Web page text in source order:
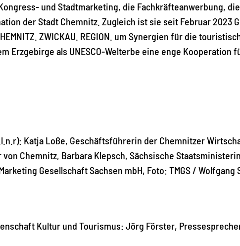
und Stadtmarketing, die Fachkräfteanwerbung,
der Stadt Chemnitz. Zugleich ist sie seit Februar 2023
ZWICKAU. REGION. um Synergien für die
Erzgebirge als UNESCO-Welterbe eine enge
Katja Loße, Geschäftsführerin der Chemnitzer
von Chemnitz, Barbara Klepsch, Sächsische
Gesellschaft Sachsen mbH, Foto: TMGS / Wolfgang
Kultur und Tourismus: Jörg Förster,